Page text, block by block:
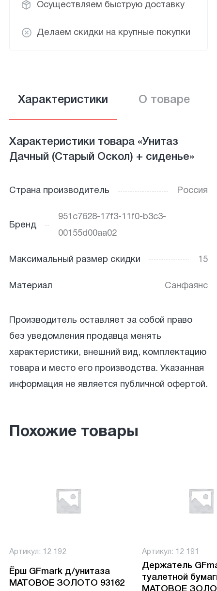
Осуществляем быструю доставку
Делаем скидки на крупные покупки
Характеристики О товаре
Характеристики товара «Унитаз
Дачный (Старый Оскол) + сиденье»
Страна производитель Россия
Бренд
951c7628-17f3-11f0-b3c3-
00155d00aa02
Максимальный размер скидки 15
Материал Санфаянс
Производитель оставляет за собой право
без уведомления продавца менять
характеристики, внешний вид, комплектацию
товара и место его производства. Указанная
информация не является публичной офертой.
Похожие товары
Артикул: 12 192
Ёрш GFmark д/унитаза
МАТОВОЕ ЗОЛОТО 93162
Артикул: 12 191
Держатель
туалетной